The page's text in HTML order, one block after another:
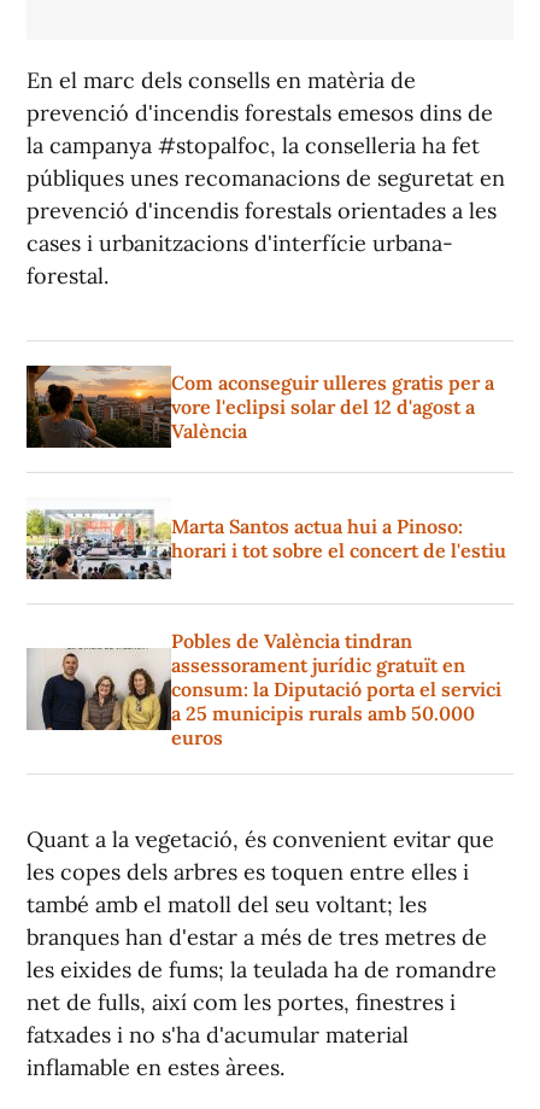
En el marc dels consells en matèria de
prevenció d'incendis forestals emesos dins de
la campanya #stopalfoc, la conselleria ha fet
públiques unes recomanacions de seguretat en
prevenció d'incendis forestals orientades a les
cases i urbanitzacions d'interfície urbana-
forestal.
Com aconseguir ulleres gratis per a
vore l'eclipsi solar del 12 d'agost a
València
Marta Santos actua hui a Pinoso:
horari i tot sobre el concert de l'estiu
Pobles de València tindran
assessorament jurídic gratuït en
consum: la Diputació porta el servici
a 25 municipis rurals amb 50.000
euros
Quant a la vegetació, és convenient evitar que
les copes dels arbres es toquen entre elles i
també amb el matoll del seu voltant; les
branques han d'estar a més de tres metres de
les eixides de fums; la teulada ha de romandre
net de fulls, així com les portes, finestres i
fatxades i no s'ha d'acumular material
inflamable en estes àrees.